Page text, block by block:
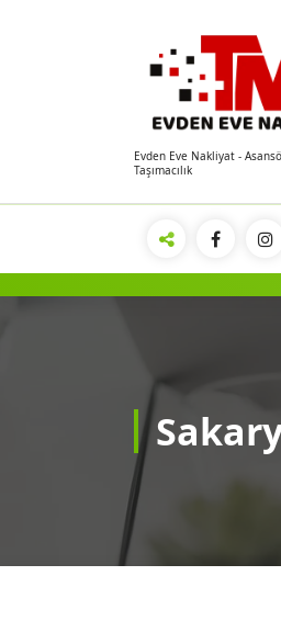
Evden Eve Nakliyat -
Taşımacılık